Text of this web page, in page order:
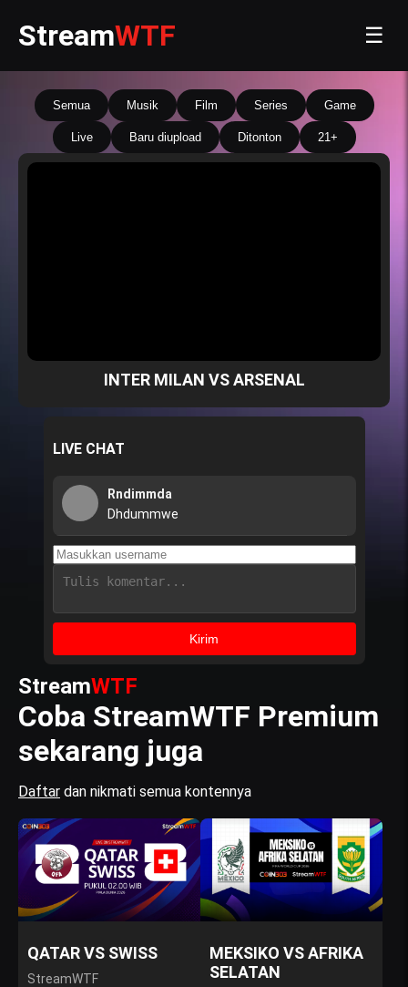
StreamWTF ☰
Semua Musik Film Series Game
Live Baru diupload Ditonton 21+
INTER MILAN VS ARSENAL
LIVE CHAT
Rndimmda
Dhdummwe
Kirim
StreamWTF
Coba StreamWTF Premium
sekarang juga
Daftar dan nikmati semua kontennya
QATAR VS SWISS
StreamWTF
MEKSIKO VS AFRIKA
SELATAN